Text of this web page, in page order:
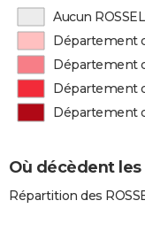
Aucun
Département
Département
Département
Département
Où décèdent les
Répartition des